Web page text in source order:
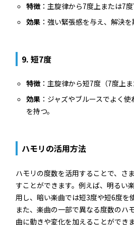
特徴 ：主旋律から7度上または7度
効果 ：強い緊張感を与え、解決を
9. 短7度
特徴 ：主旋律から短7度（7度上
効果 ：ジャズやブルースでよく
を持つ。
ハモリの活用方法
ハモリの度数を活用することで、さ
すことができます。例えば、明るい
用し、暗い楽曲では短3度や短6度を
また、楽曲の一部で異なる度数のハ
曲に動きや変化を加えることができま